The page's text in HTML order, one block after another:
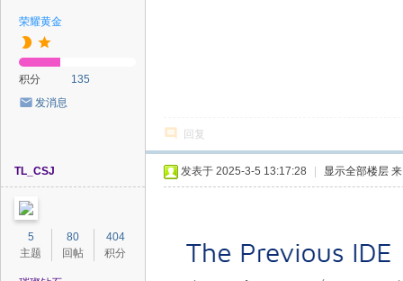
荣耀黄金
积分
135
发消息
回复
TL_CSJ
5
主题
80
回帖
404
积分
发表于 2025-3-5 13:17:28 显示全部楼层